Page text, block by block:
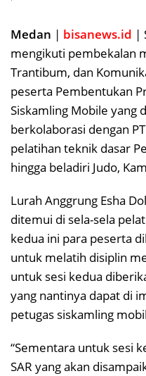
Medan | bisanews.id |
mengikuti pembekalan
Trantibum, dan
peserta Pembentukan
Siskamling Mobile yang
berkolaborasi dengan
pelatihan teknik dasar
hingga beladiri Judo,
Lurah Anggrung Esha
ditemui di sela-sela
kedua ini para peserta
untuk melatih disiplin
untuk sesi kedua
yang nantinya dapat di
petugas siskamling
“Sementara untuk sesi
SAR yang akan